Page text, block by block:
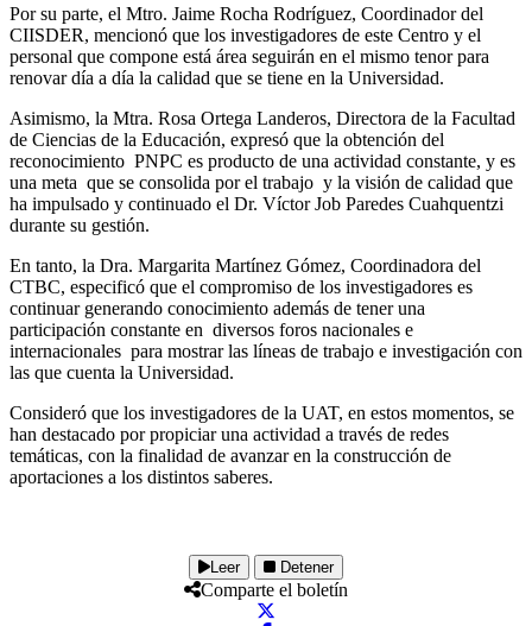
Por su parte, el Mtro. Jaime Rocha Rodríguez, Coordinador del
CIISDER, mencionó que los investigadores de este Centro y el
personal que compone está área seguirán en el mismo tenor para
renovar día a día la calidad que se tiene en la Universidad.
Asimismo, la Mtra. Rosa Ortega Landeros, Directora de la Facultad
de Ciencias de la Educación, expresó que la obtención del
reconocimiento PNPC es producto de una actividad constante, y es
una meta que se consolida por el trabajo y la visión de calidad que
ha impulsado y continuado el Dr. Víctor Job Paredes Cuahquentzi
durante su gestión.
En tanto, la Dra. Margarita Martínez Gómez, Coordinadora del
CTBC, especificó que el compromiso de los investigadores es
continuar generando conocimiento además de tener una
participación constante en diversos foros nacionales e
internacionales para mostrar las líneas de trabajo e investigación con
las que cuenta la Universidad.
Consideró que los investigadores de la UAT, en estos momentos, se
han destacado por propiciar una actividad a través de redes
temáticas, con la finalidad de avanzar en la construcción de
aportaciones a los distintos saberes.
Leer Detener
Comparte el boletín